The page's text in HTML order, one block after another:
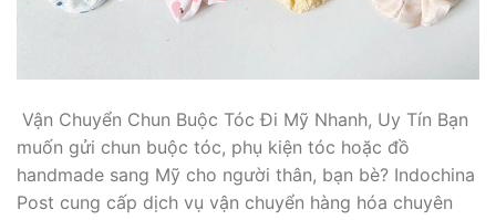
Vận Chuyển Chun Buộc Tóc Đi Mỹ Nhanh, Uy Tín Bạn
muốn gửi chun buộc tóc, phụ kiện tóc hoặc đồ
handmade sang Mỹ cho người thân, bạn bè? Indochina
Post cung cấp dịch vụ vận chuyển hàng hóa chuyên